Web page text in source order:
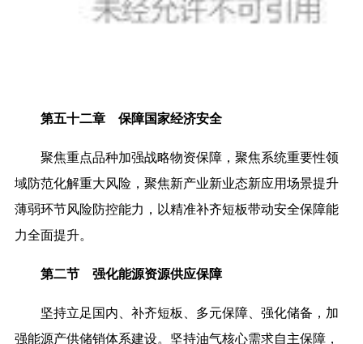
第五十二章 保障国家经济安全
聚焦重点品种加强战略物资保障，聚焦系统重要性领
域防范化解重大风险，聚焦新产业新业态新应用场景提升
薄弱环节风险防控能力，以精准补齐短板带动安全保障能
力全面提升。
第二节 强化能源资源供应保障
坚持立足国内、补齐短板、多元保障、强化储备，加
强能源产供储销体系建设。坚持油气核心需求自主保障，